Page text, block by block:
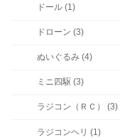
ドール (1)
ドローン (3)
ぬいぐるみ (4)
ミニ四駆 (3)
ラジコン（ＲＣ） (3)
ラジコンヘリ (1)